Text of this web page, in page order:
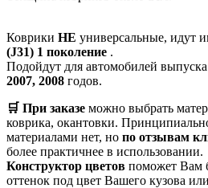
Коврики НЕ универсальные, идут
(J31) 1 поколение .
Подойдут для автомобилей выпуска
2007, 2008 годов.
🛒 При заказе можно выбрать
коврика, окантовки.
материалами нет, но по отзывам
более практичнее в использовании.
Конструктор цветов поможет Вам
оттенок под цвет Вашего кузова